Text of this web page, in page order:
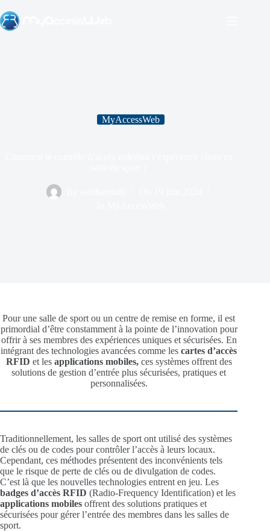
MyAccessWeb
Pour une salle de sport ou un centre de remise en forme, il est
primordial d’être constamment à la pointe de l’innovation pour
offrir à ses membres des expériences uniques et sécurisées. En
intégrant des technologies avancées comme lescartes d’accès
RFID et les applications mobiles, ces systèmes offrent des
solutions de gestion d’entrée plus sécurisées, pratiques et
personnalisées.
Traditionnellement, les salles de sport ont utilisé des systèmes
de clés ou de codes pour contrôler l’accès à leurs locaux.
Cependant, ces méthodes présentent des inconvénients tels
que le risque de perte de clés ou de divulgation de codes.
C’est là que les nouvelles technologies entrent en jeu. Les
badges d’accès RFID (Radio-Frequency Identification) et les
applications mobiles offrent des solutions pratiques et
sécurisées pour gérer l’entrée des membres dans les salles de
sport.